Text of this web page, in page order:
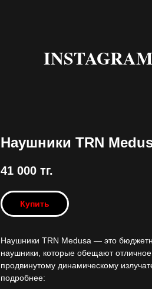
Наушники TRN
41 000 тг.
Купить
Наушники TRN Medusa — это
наушники, которые обещают отличное
продвинутому динамическому
подробнее: